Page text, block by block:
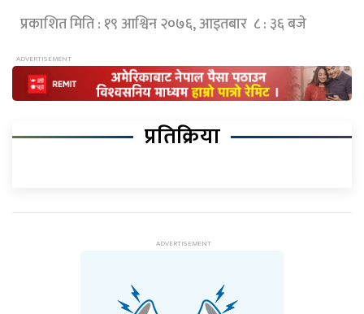
प्रकाशित मिति : १९ आश्विन २०७६, आइतबार ८ : ३६ बजे
प्रतिक्रिया